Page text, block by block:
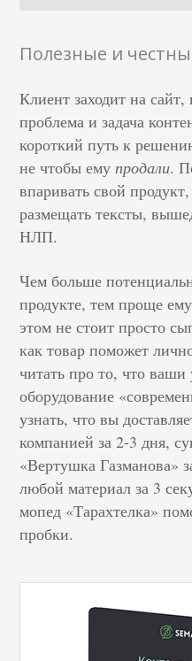
Полезные и
Клиент заходит на
проблема и задача
короткий путь к
не чтобы ему продали.
впаривать свой
размещать тексты,
НЛП.
Чем больше
продукте, тем проще
этом не стоит просто
как товар поможет
читать про то, что ваши
оборудование
узнать, что вы
компанией за 2-3 дня,
«Вертушка Газманова»
любой материал за 3
мопед «Тарахтелка»
пробки.